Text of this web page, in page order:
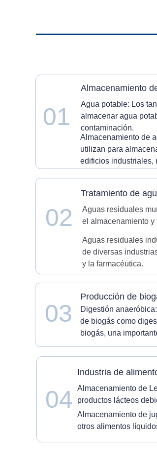
01
Agua potable: Los
almacenar agua
contaminación.
Almacenamiento de
utilizan para
edificios industriales,
02
Tratamiento de
Aguas residuales
el almacenamiento
Aguas residuales
de diversas
y la farmacéutica.
03
Producción de
Digestión
de biogás como
biogás, una
04
Industria de
Almacenamiento de
productos lácteos
Almacenamiento de
otros alimentos
Almacenamiento